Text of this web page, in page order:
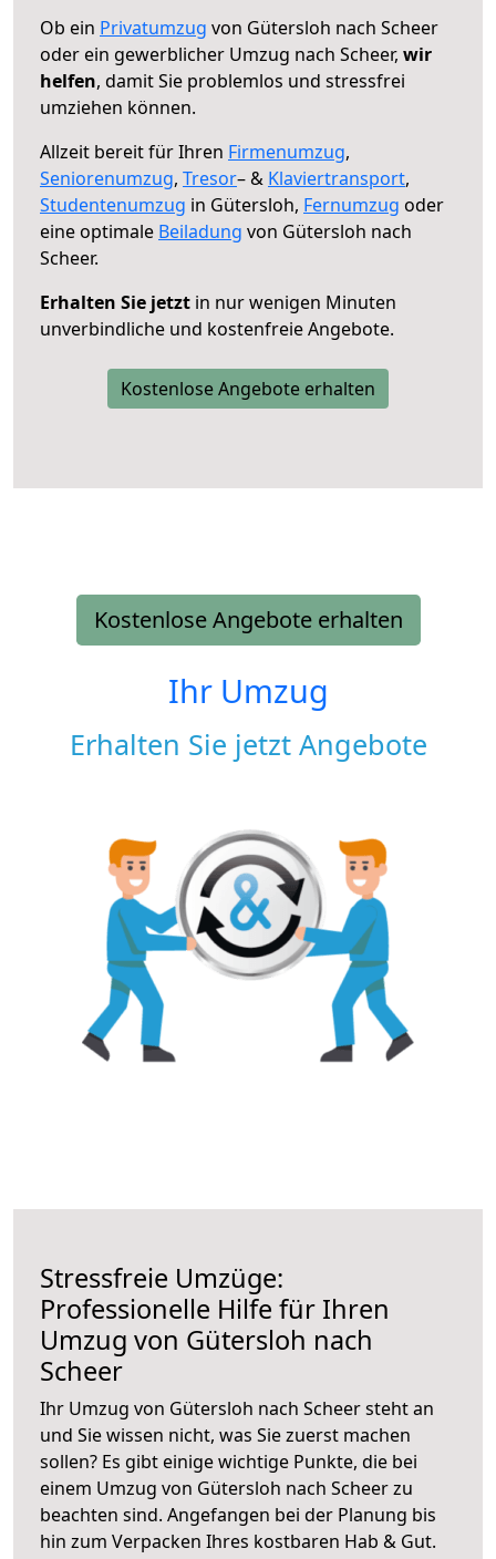
Ob ein Privatumzug von Gütersloh nach Scheer
oder ein gewerblicher Umzug nach Scheer, wir
helfen, damit Sie problemlos und stressfrei
umziehen können.
Allzeit bereit für Ihren Firmenumzug,
Seniorenumzug, Tresor– & Klaviertransport,
Studentenumzug in Gütersloh, Fernumzug oder
eine optimale Beiladung von Gütersloh nach
Scheer.
Erhalten Sie jetzt in nur wenigen Minuten
unverbindliche und kostenfreie Angebote.
Kostenlose Angebote erhalten
Kostenlose Angebote erhalten
Ihr Umzug
Erhalten Sie jetzt Angebote
Stressfreie Umzüge:
Professionelle Hilfe für Ihren
Umzug von Gütersloh nach
Scheer
Ihr Umzug von Gütersloh nach Scheer steht an
und Sie wissen nicht, was Sie zuerst machen
sollen? Es gibt einige wichtige Punkte, die bei
einem Umzug von Gütersloh nach Scheer zu
beachten sind. Angefangen bei der Planung bis
hin zum Verpacken Ihres kostbaren Hab & Gut.